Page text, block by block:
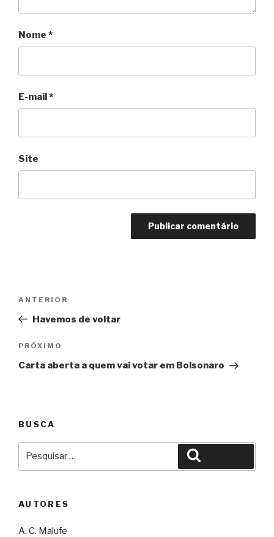
Nome *
E-mail*
Site
Post
Anterior
ANTERIOR
Havemos de voltar
Próximo
PRÓXIMO
Carta aberta a quem vai votar em Bolsonaro
BUSCA
AUTORES
A. C. Malufe